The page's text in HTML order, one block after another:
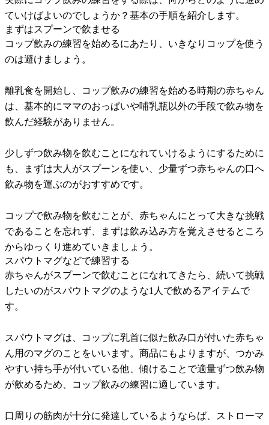
ていけばよいのでしょうか？基本の手順を紹介します。
まずはスプーンで飲ませる
コップ飲みの練習を始めるにあたり、いきなりコップを使う
のは避けましょう。
離乳食を開始し、コップ飲みの練習を始める時期の赤ちゃん
は、基本的にママのおっぱいや哺乳瓶以外の手段で飲み物を
飲んだ経験がありません。
少しずつ飲み物を飲むことになれていけるようにするために
も、まずは大人がスプーンを使い、少量ずつ赤ちゃんの口へ
飲み物を運ぶのがおすすめです。
コップで飲み物を飲むことが、赤ちゃんにとって大きな挑戦
であることを忘れず、まずは飲み込み方を覚えさせるところ
からゆっくり進めていきましょう。
スパウトマグなどで練習する
赤ちゃんがスプーンで飲むことになれてきたら、続いて挑戦
したいのがスパウトマグのような1人で飲めるアイテムで
す。
スパウトマグは、コップに乳首に似た飲み口が付いた赤ちゃ
ん用のマグのことをいいます。商品にもよりますが、つかみ
やすい持ち手が付いている他、傾けることで適量ずつ飲み物
が飲めるため、コップ飲みの練習に適しています。
口周りの筋肉が十分に発達しているようならば、ストローマ